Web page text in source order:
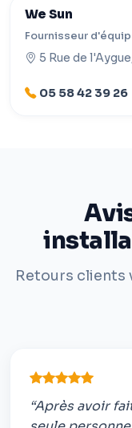
We Sun
Fournisseur
5 Rue de
05 58 42 39 26
Retours clients
“Après avoir